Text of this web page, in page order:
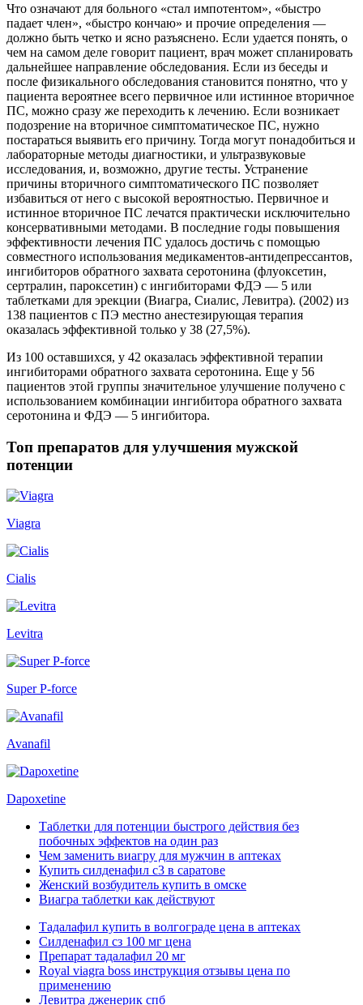
Что означают для больного «стал импотентом», «быстро
падает член», «быстро кончаю» и прочие определения —
должно быть четко и ясно разъяснено. Если удается понять, о
чем на самом деле говорит пациент, врач может спланировать
дальнейшее направление обследования. Если из беседы и
после физикального обследования становится понятно, что у
пациента вероятнее всего первичное или истинное вторичное
ПС, можно сразу же переходить к лечению. Если возникает
подозрение на вторичное симптоматическое ПС, нужно
постараться выявить его причину. Тогда могут понадобиться и
лабораторные методы диагностики, и ультразвуковые
исследования, и, возможно, другие тесты. Устранение
причины вторичного симптоматического ПС позволяет
избавиться от него с высокой вероятностью. Первичное и
истинное вторичное ПС лечатся практически исключительно
консервативными методами. В последние годы повышения
эффективности лечения ПС удалось достичь с помощью
совместного использования медикаментов-антидепрессантов,
ингибиторов обратного захвата серотонина (флуоксетин,
сертралин, пароксетин) с ингибиторами ФДЭ — 5 или
таблетками для эрекции (Виагра, Сиалис, Левитра). (2002) из
138 пациентов с ПЭ местно анестезирующая терапия
оказалась эффективной только у 38 (27,5%).
Из 100 оставшихся, у 42 оказалась эффективной терапии
ингибиторами обратного захвата серотонина. Еще у 56
пациентов этой группы значительное улучшение получено с
использованием комбинации ингибитора обратного захвата
серотонина и ФДЭ — 5 ингибитора.
Топ препаратов для улучшения мужской
потенции
Viagra
Cialis
Levitra
Super P-force
Avanafil
Dapoxetine
Таблетки для потенции быстрого действия без
побочных эффектов на один раз
Чем заменить виагру для мужчин в аптеках
Купить силденафил с3 в саратове
Женский возбудитель купить в омске
Виагра таблетки как действуют
Тадалафил купить в волгограде цена в аптеках
Силденафил сз 100 мг цена
Препарат тадалафил 20 мг
Royal viagra boss инструкция отзывы цена по
применению
Левитра дженерик спб